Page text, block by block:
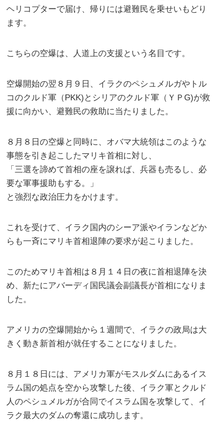
ヘリコプターで届け、帰りには避難民を乗せいもどり
ます。
こちらの空爆は、人道上の支援という名目です。
空爆開始の翌８月９日、イラクのペシュメルガやトル
コのクルド軍（PKK)とシリアのクルド軍（ＹＰG)が救
援に向かい、避難民の救助に当たりました。
８月８日の空爆と同時に、オバマ大統領はこのような
事態を引き起こしたマリキ首相に対し、
「三選を諦めて首相の座を譲れば、兵器も売るし、必
要な軍事援助もする。」
と強烈な政治圧力をかけます。
これを受けて、イラク国内のシーア派やイランなどか
らも一斉にマリキ首相退陣の要求が起こりました。
このためマリキ首相は８月１４日の夜に首相退陣を決
め、新たにアバーディ国民議会副議長が首相になりま
した。
アメリカの空爆開始から１週間で、イラクの政局は大
きく動き新首相が就任することになりました。
８月１８日には、アメリカ軍がモスルダムにあるイス
ラム国の処点を空から攻撃した後、イラク軍とクルド
人のペシュメルガが合同でイスラム国を攻撃して、イ
ラク最大のダムの奪還に成功します。